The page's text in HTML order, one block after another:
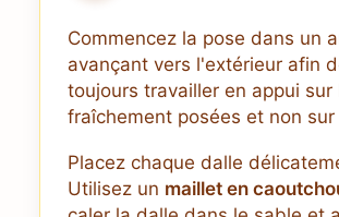
Commencez la pose dans un
avançant vers l'extérieur afin
toujours travailler en appui sur
fraîchement posées et non
Placez chaque dalle
Utilisez un maillet en